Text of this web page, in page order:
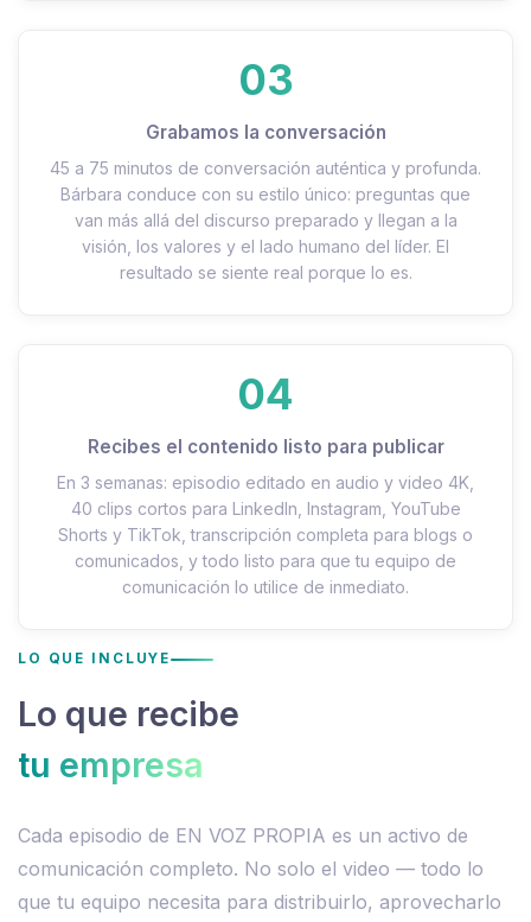
03
Grabamos la conversación
45 a 75 minutos de conversación auténtica y profunda.
Bárbara conduce con su estilo único: preguntas que
van más allá del discurso preparado y llegan a la
visión, los valores y el lado humano del líder. El
resultado se siente real porque lo es.
04
Recibes el contenido listo para publicar
En 3 semanas: episodio editado en audio y video 4K,
40 clips cortos para LinkedIn, Instagram, YouTube
Shorts y TikTok, transcripción completa para blogs o
comunicados, y todo listo para que tu equipo de
comunicación lo utilice de inmediato.
LO QUE INCLUYE
Lo que recibe
tu empresa
Cada episodio de EN VOZ PROPIA es un activo de
comunicación completo. No solo el video — todo lo
que tu equipo necesita para distribuirlo, aprovecharlo